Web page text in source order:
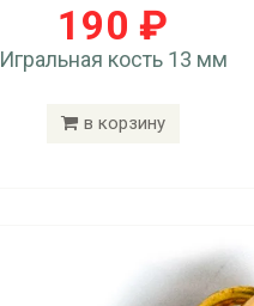
190 ₽
Игральная кость 13 мм
в корзину